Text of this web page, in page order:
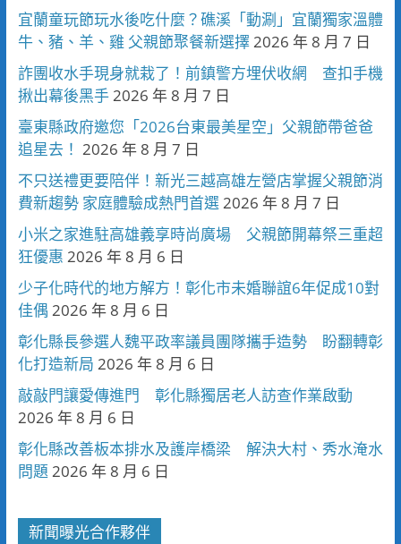
宜蘭童玩節玩水後吃什麼？礁溪「動涮」宜蘭獨家溫體
牛、豬、羊、雞 父親節聚餐新選擇2026 年 8 月 7 日
詐團收水手現身就栽了！前鎮警方埋伏收網 查扣手機
揪出幕後黑手2026 年 8 月 7 日
臺東縣政府邀您「2026台東最美星空」父親節帶爸爸
追星去！ 2026 年 8 月 7 日
不只送禮更要陪伴！新光三越高雄左營店掌握父親節消
費新趨勢 家庭體驗成熱門首選2026 年 8 月 7 日
小米之家進駐高雄義享時尚廣場 父親節開幕祭三重超
狂優惠 2026 年 8 月 6 日
少子化時代的地方解方！彰化市未婚聯誼6年促成10對
佳偶 2026 年 8 月 6 日
彰化縣長參選人魏平政率議員團隊攜手造勢 盼翻轉彰
化打造新局 2026 年 8 月 6 日
敲敲門讓愛傳進門 彰化縣獨居老人訪查作業啟動
2026 年 8 月 6 日
彰化縣改善板本排水及護岸橋梁 解決大村、秀水淹水
問題 2026 年 8 月 6 日
新聞曝光合作夥伴